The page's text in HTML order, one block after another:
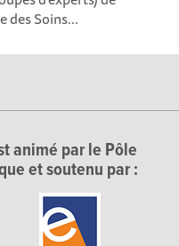
des Soins...
animé par le Pôle
et soutenu par :